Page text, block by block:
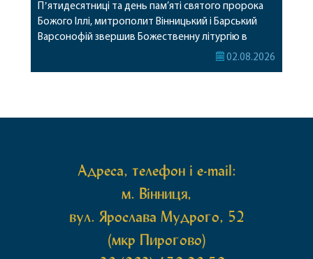
Пʼятидесятниці та день пам’яті святого пророка
Божого Іллі, митрополит Вінницький і Барський
Варсонофій звершив Божественну літургію в
Барському жіночому монастирі. Перед початком
02.08.2026
Адреса, телефон і e-mail:
м. Вінниця,
вул. Ярослава Мудрого, 52
(мкр Пирогово)